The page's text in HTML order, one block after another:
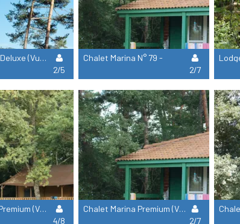
Lodge Forest Deluxe (Vue Champ Et Sanitaire Privé) N° 136 À 150 -
2/5
Chalet Marina N° 79 -
2/7
Lodge Safari Premium (Vue Champ) N° 53, 58, 59, 70, 73 -
4/8
Chalet Marina Premium (Vue Champ) N° 10 Ou 22 -
2/7